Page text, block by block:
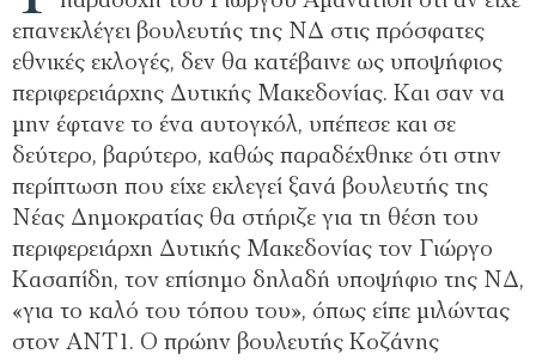
επανεκλέγει βουλευτής της ΝΔ στις πρόσφατες
εθνικές εκλογές, δεν θα κατέβαινε ως υποψήφιος
περιφερειάρχης Δυτικής Μακεδονίας. Και σαν να
μην έφτανε το ένα αυτογκόλ, υπέπεσε και σε
δεύτερο, βαρύτερο, καθώς παραδέχθηκε ότι στην
περίπτωση που είχε εκλεγεί ξανά βουλευτής της
Νέας Δημοκρατίας θα στήριζε για τη θέση του
περιφερειάρχη Δυτικής Μακεδονίας τον Γιώργο
Κασαπίδη, τον επίσημο δηλαδή υποψήφιο της ΝΔ,
«για το καλό του τόπου του», όπως είπε μιλώντας
στον ΑΝΤ1. Ο πρώην βουλευτής Κοζάνης